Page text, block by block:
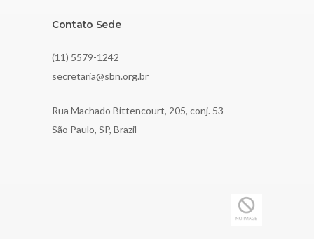
Contato Sede
(11) 5579-1242
secretaria@sbn.org.br
Rua Machado Bittencourt, 205, conj. 53
São Paulo, SP, Brazil